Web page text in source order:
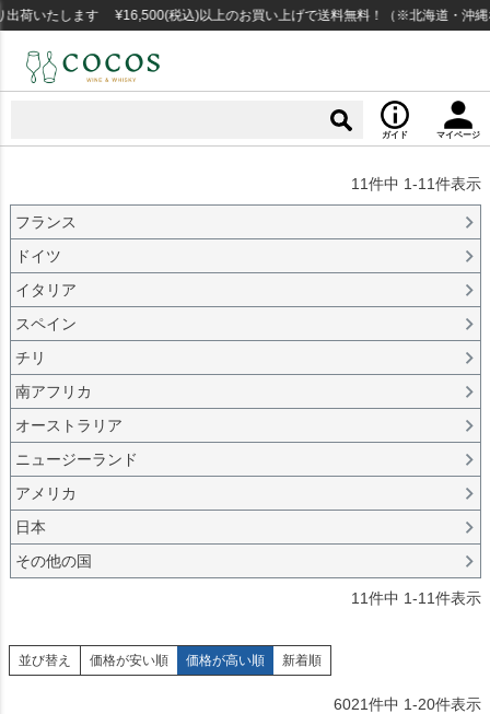
いたします ¥16,500(税込)以上のお買い上げで送料無料！（※北海道・沖縄な
ガイド マイページ
11件中 1-11件表示
フランス
ドイツ
イタリア
スペイン
チリ
南アフリカ
オーストラリア
ニュージーランド
アメリカ
日本
その他の国
11件中 1-11件表示
並び替え 価格が安い順 価格が高い順 新着順
6021件中 1-20件表示